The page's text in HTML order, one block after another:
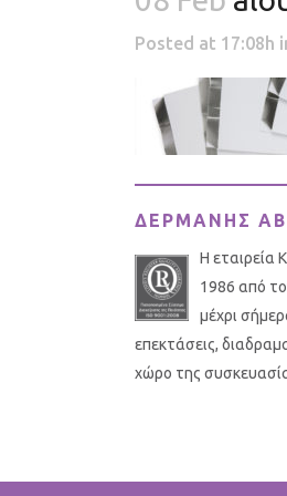
Posted at 17:08h
ΔΕΡΜΑΝΗΣ
Η εταιρεία
1986 από
μέχρι
επεκτάσεις,
χώρο της